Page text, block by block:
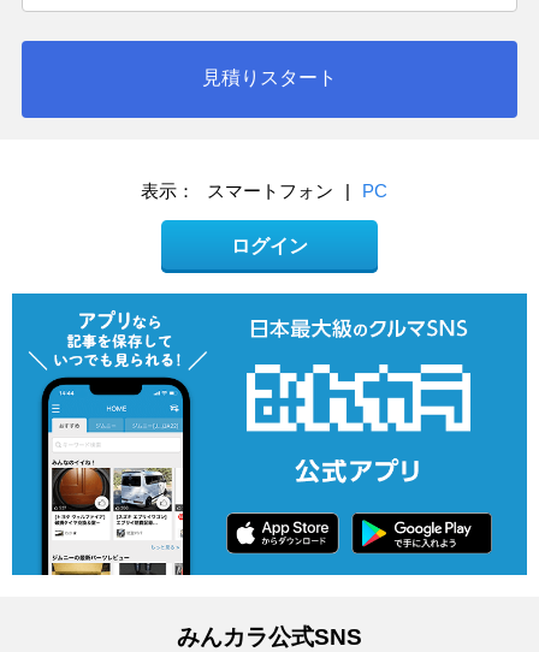
見積りスタート
表示： スマートフォン | PC
ログイン
みんカラ公式SNS